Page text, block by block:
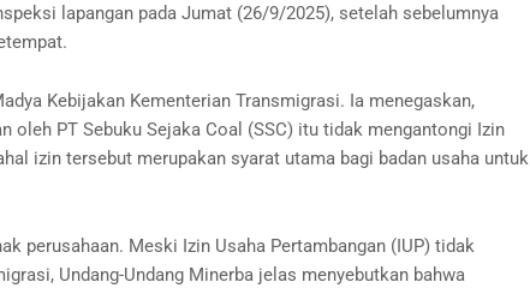
lapangan pada Jumat (26/9/2025), setelah sebelumnya
Kebijakan Kementerian Transmigrasi. Ia menegaskan,
oleh PT Sebuku Sejaka Coal (SSC) itu tidak mengantongi Izin
izin tersebut merupakan syarat utama bagi badan usaha untuk
perusahaan. Meski Izin Usaha Pertambangan (IUP) tidak
Undang-Undang Minerba jelas menyebutkan bahwa